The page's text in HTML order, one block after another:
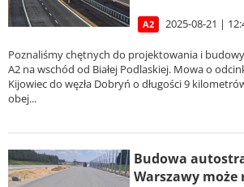
A2 2025-08-21 |
Poznaliśmy chętnych do projektowania i
A2 na wschód od Białej Podlaskiej. Mowa o
Kijowiec do węzła Dobryń o długości 9
obej...
Budowa
Warszawy może